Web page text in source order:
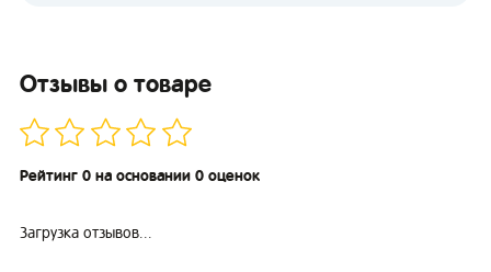
Отзывы о товаре
Рейтинг 0 на основании 0 оценок
Загрузка отзывов...